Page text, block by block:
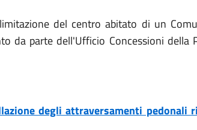
del centro abitato di un
da parte dell'Ufficio Concessioni della
degli attraversamenti pedonali